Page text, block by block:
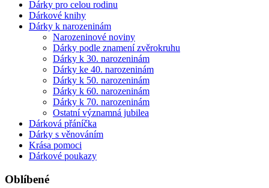
Dárky pro celou rodinu
Dárkové knihy
Dárky k narozeninám
Narozeninové noviny
Dárky podle znamení zvěrokruhu
Dárky k 30. narozeninám
Dárky ke 40. narozeninám
Dárky k 50. narozeninám
Dárky k 60. narozeninám
Dárky k 70. narozeninám
Ostatní významná jubilea
Dárková přáníčka
Dárky s věnováním
Krása pomoci
Dárkové poukazy
Oblíbené